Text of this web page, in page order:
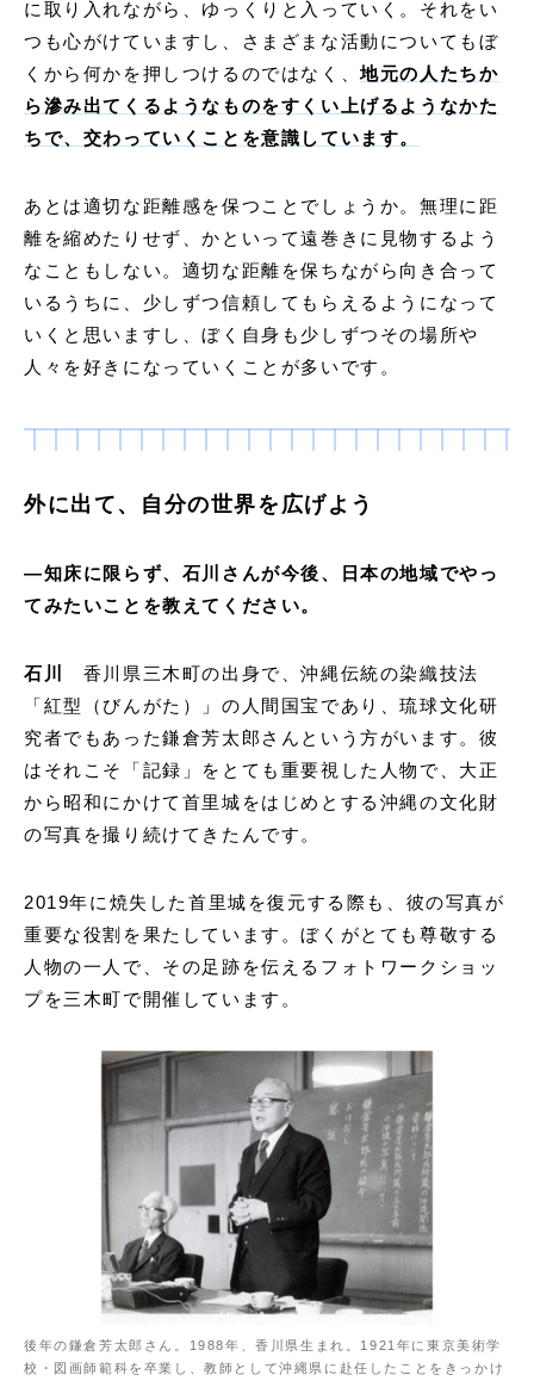
に取り入れながら、ゆっくりと入っていく。それをい
つも心がけていますし、さまざまな活動についてもぼ
くから何かを押しつけるのではなく、地元の人たちか
ら滲み出てくるようなものをすくい上げるようなかた
ちで、交わっていくことを意識しています。
あとは適切な距離感を保つことでしょうか。無理に距
離を縮めたりせず、かといって遠巻きに見物するよう
なこともしない。適切な距離を保ちながら向き合って
いるうちに、少しずつ信頼してもらえるようになって
いくと思いますし、ぼく自身も少しずつその場所や
人々を好きになっていくことが多いです。
外に出て、自分の世界を広げよう
―知床に限らず、石川さんが今後、日本の地域でやっ
てみたいことを教えてください。
石川
香川県三木町の出身で、沖縄伝統の染織技法
「紅型（びんがた）」の人間国宝であり、琉球文化研
究者でもあった鎌倉芳太郎さんという方がいます。彼
はそれこそ「記録」をとても重要視した人物で、大正
から昭和にかけて首里城をはじめとする沖縄の文化財
の写真を撮り続けてきたんです。
2019年に焼失した首里城を復元する際も、彼の写真が
重要な役割を果たしています。ぼくがとても尊敬する
人物の一人で、その足跡を伝えるフォトワークショッ
プを三木町で開催しています。
後年の鎌倉芳太郎さん。1988年、香川県生まれ。1921年に東京美術学
校・図画師範科を卒業し、教師として沖縄県に赴任したことをきっかけ